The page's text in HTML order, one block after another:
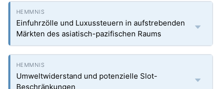
Einfuhrzölle und Luxussteuern in aufstrebenden
Märkten des asiatisch-pazifischen Raums
Umweltwiderstand und potenzielle Slot-
Beschränkungen